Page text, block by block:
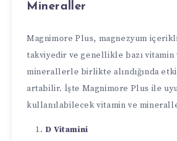
Mineraller
Magnimore Plus, magnezyum
takviyedir ve genellikle bazı vitamin
minerallerle birlikte alındığında
artabilir. İşte Magnimore Plus ile
kullanılabilecek vitamin ve
D Vitamini